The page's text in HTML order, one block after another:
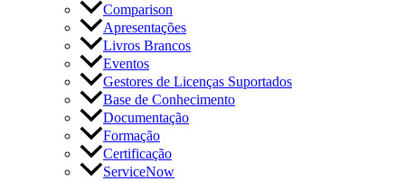
Comparison
Apresentações
Livros Brancos
Eventos
Gestores de Licenças Suportados
Base de Conhecimento
Documentação
Formação
Certificação
ServiceNow